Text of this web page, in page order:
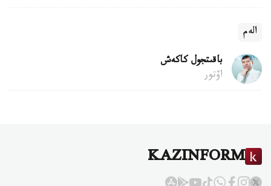
الەم
باقىتجول كاكەش
اۆتور
KAZINFORM